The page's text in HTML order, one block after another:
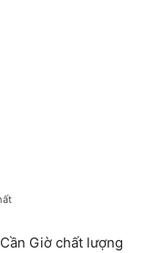
Giờ chất lượng